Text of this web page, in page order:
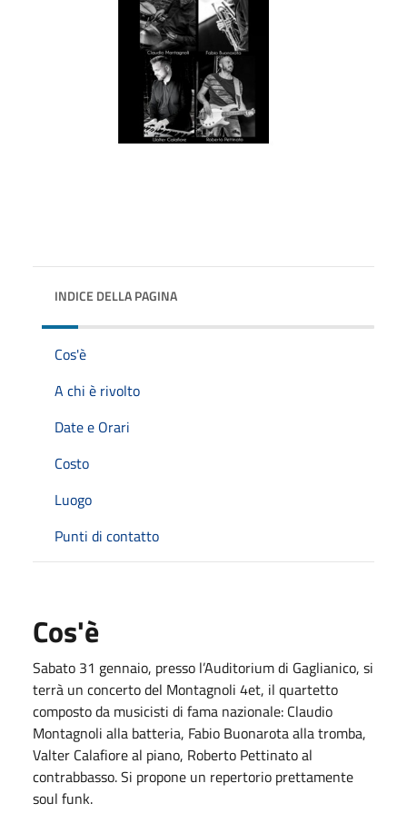
INDICE DELLA PAGINA
Cos'è
A chi è rivolto
Date e Orari
Costo
Luogo
Punti di contatto
Cos'è
Sabato 31 gennaio, presso l’Auditorium di Gaglianico, si
terrà un concerto del Montagnoli 4et, il quartetto
composto da musicisti di fama nazionale: Claudio
Montagnoli alla batteria, Fabio Buonarota alla tromba,
Valter Calafiore al piano, Roberto Pettinato al
contrabbasso. Si propone un repertorio prettamente
soul funk.